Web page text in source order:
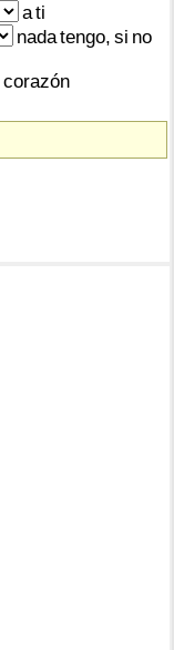
ati
nadatengo, si no
corazón